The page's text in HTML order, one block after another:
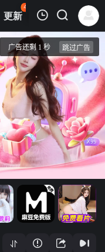
更新
44
热榜 APP
第01集